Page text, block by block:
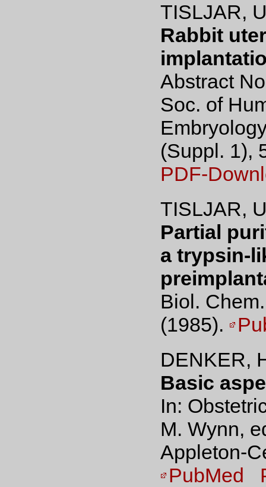
TISLJAR,
Rabbit
Abstract
Soc. of
(Suppl. 1),
PDF-
TISLJAR,
Partial
a trypsin-
Biol.
(1985).
DENKER,
Basic
In:
M. Wynn,
Appleton-
PubMed